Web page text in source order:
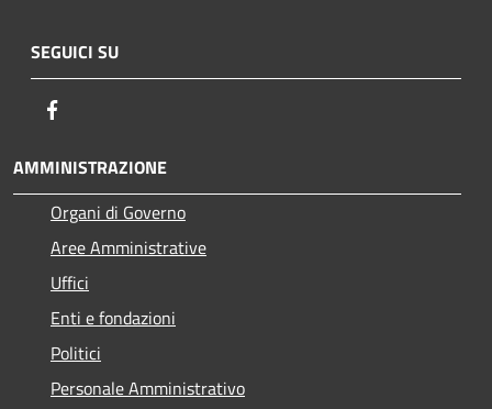
SEGUICI SU
AMMINISTRAZIONE
Organi di Governo
Aree Amministrative
Uffici
Enti e fondazioni
Politici
Personale Amministrativo